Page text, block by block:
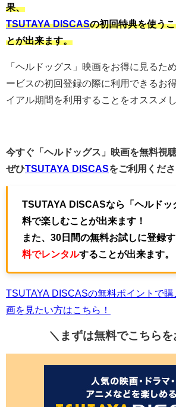
果、
TSUTAYA DISCASの初回特典を使う
とが出来ます。
「ヘルドッグス」映画をお得に見るた
ービスの初回登録の際に利用できるお
イアル期間を利用することをオススメし
今すぐ「ヘルドッグス」映画を無料視
ぜひTSUTAYA DISCASをご利用くださ
TSUTAYA DISCASなら「ヘルドッ
料で楽しむことが出来ます！
また、30日間の無料お試しに登録
料でレンタルすることが出来ます。
TSUTAYA DISCASの無料ポイントで
画を見たい方はこちら！
＼まずは無料でこちらを